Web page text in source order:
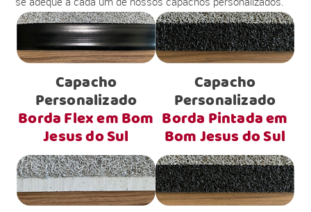
Capacho
Personalizado
Borda Flex em Bom
Jesus do Sul
Capacho
Personalizado
Borda Pintada em
Bom Jesus do Sul